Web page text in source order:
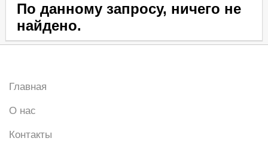
По данному запросу, ничего не
найдено.
Главная
О нас
Контакты